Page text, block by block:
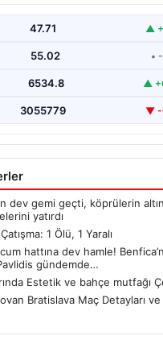
Olay, iki grup arasında
47.71 ▲
55.02 •
6534.8 ▲
3055779 ▼ -
dev gemi geçti, köprülerin
yatırdı
1 Ölü, 1 Yaralı
hattına dev hamle!
gündemde…
Estetik ve bahçe mutfağı
Bratislava Maç Detayları ve